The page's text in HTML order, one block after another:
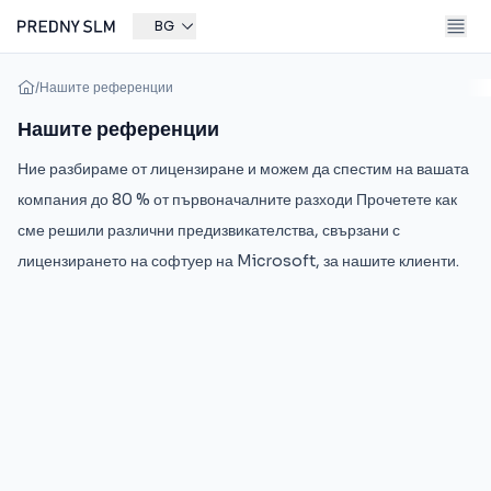
BG
/Нашите референции
Нашите референции
Ние разбираме от лицензиране и можем да спестим на вашата
компания до 80 % от първоначалните разходи Прочетете как
сме решили различни предизвикателства, свързани с
лицензирането на софтуер на Microsoft, за нашите клиенти.